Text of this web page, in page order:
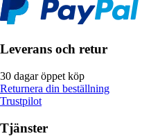
Leverans och retur
30 dagar öppet köp
Returnera din beställning
Trustpilot
Tjänster